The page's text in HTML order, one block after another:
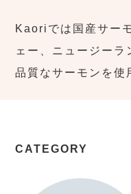
Kaoriでは国産サー
ェー、ニュージーラ
品質なサーモンを使
CATEGORY